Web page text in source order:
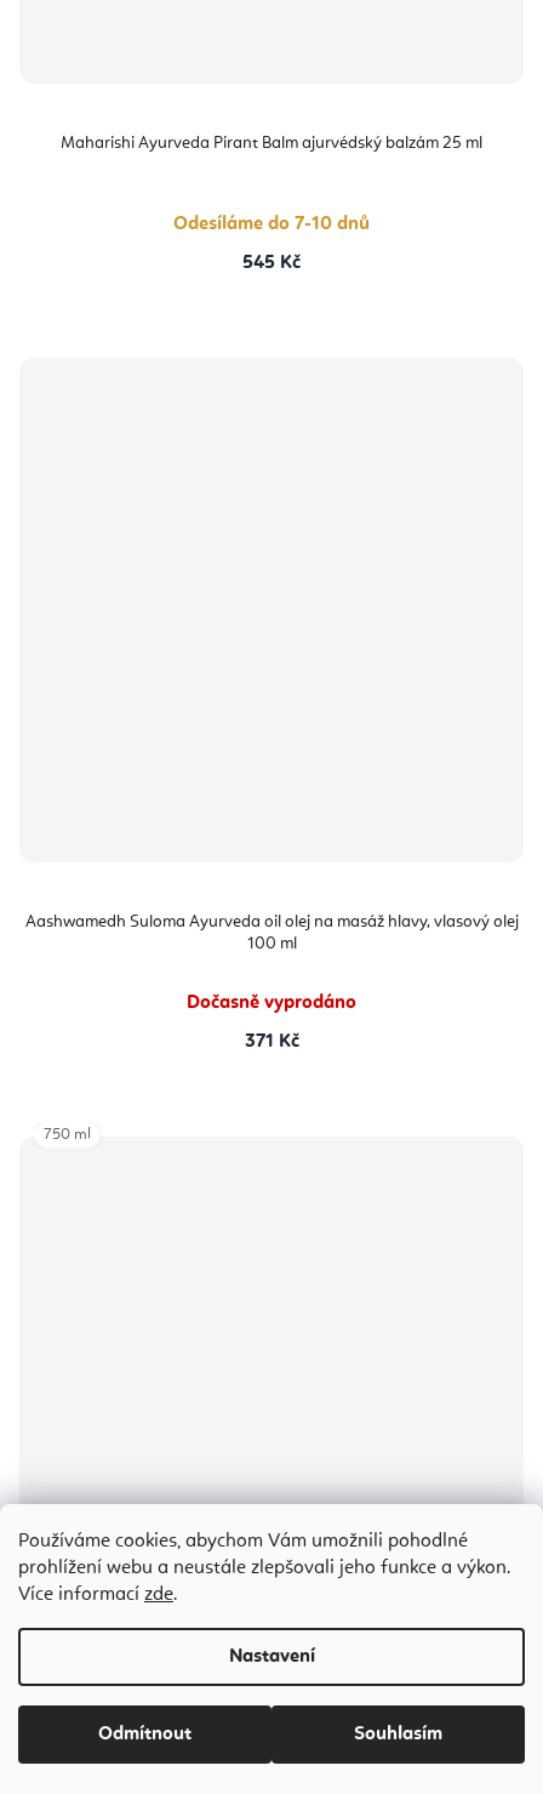
Používáme cookies, abychom Vám umožnili pohodlné
prohlížení webu a neustále zlepšovali jeho funkce a výkon.
Více informací zde.
Nastavení
Odmítnout Souhlasím
Maharishi Ayurveda Pirant Balm ajurvédský balzám 25 ml
Odesíláme do 7-10 dnů
545 Kč
Aashwamedh Suloma Ayurveda oil olej na masáž hlavy, vlasový olej
100 ml
Dočasně vyprodáno
371 Kč
750 ml